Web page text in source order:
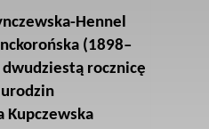
Hennel
(1898–
rocznicę
urodzin
Kupczewska